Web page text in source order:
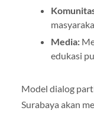
Media:
edukasi
Model dialog
Surabaya akan